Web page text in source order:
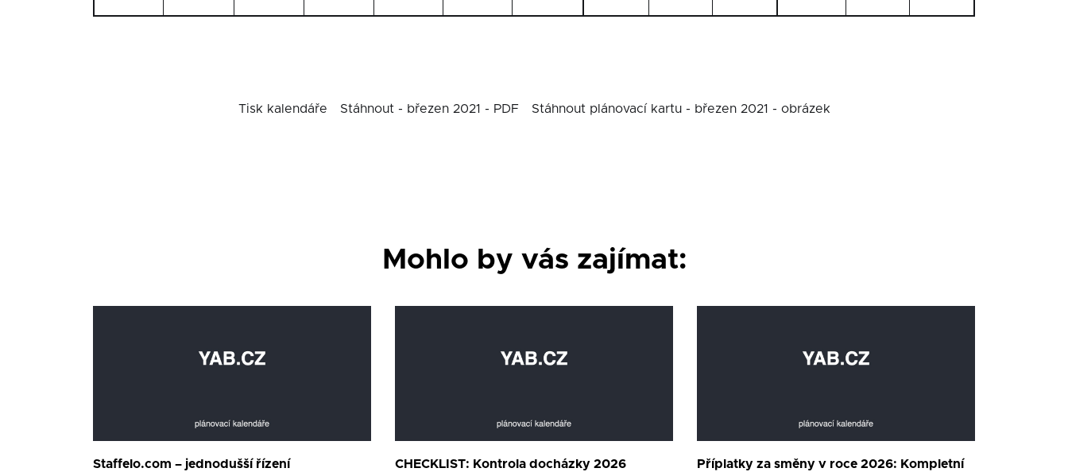
Tisk kalendáře Stáhnout - březen 2021 - PDF Stáhnout plánovací kartu - březen 2021 - obrázek
Mohlo by vás zajímat:
Staffelo.com – jednodušší řízení
CHECKLIST: Kontrola docházky 2026
Příplatky za směny v roce 2026: Kompletní